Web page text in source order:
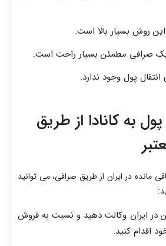
روش بسیار بالا است.
یک صرافی مطمئن بسیار راحت است.
پول وجود ندارد.
به کانادا از طریق
مانده در ایران از طریق صرافی، می توانید
ایران وکالت دهید و نسبت به فروش
اقدام کنید.